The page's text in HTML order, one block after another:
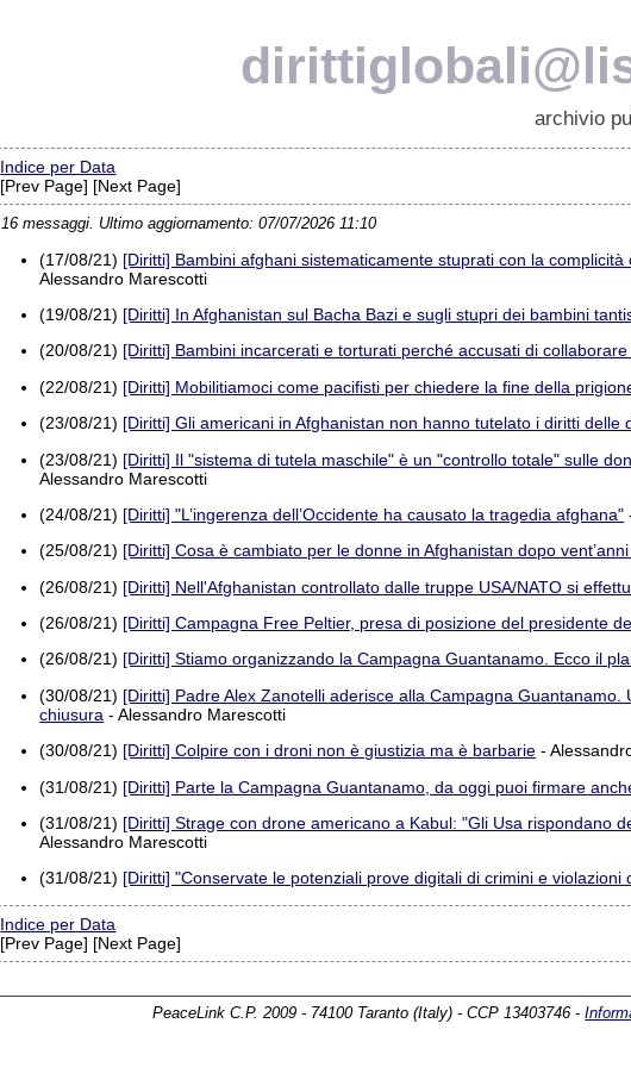
archivio
Indice per Data
[Prev Page] [Next Page]
16 messaggi. Ultimo aggiornamento: 07/07/2026 11:10
(17/08/21) [Diritti] Bambini afghani sistematicamente stuprati con la
Alessandro Marescotti
(19/08/21) [Diritti] In Afghanistan sul Bacha Bazi e sugli stupri dei bambini
(20/08/21) [Diritti] Bambini incarcerati e torturati perché accusati di
(22/08/21) [Diritti] Mobilitiamoci come pacifisti per chiedere la fine della
(23/08/21) [Diritti] Gli americani in Afghanistan non hanno tutelato i diritti delle
(23/08/21) [Diritti] Il "sistema di tutela maschile" è un "controllo totale" sulle
Alessandro Marescotti
(24/08/21) [Diritti] "L’ingerenza dell’Occidente ha causato la tragedia afghana"
(25/08/21) [Diritti] Cosa è cambiato per le donne in Afghanistan dopo
(26/08/21) [Diritti] Nell'Afghanistan controllato dalle truppe USA/NATO si
(26/08/21) [Diritti] Campagna Free Peltier, presa di posizione del presidente
(26/08/21) [Diritti] Stiamo organizzando la Campagna Guantanamo. Ecco il
(30/08/21) [Diritti] Padre Alex Zanotelli aderisce alla Campagna
chiusura - Alessandro Marescotti
(30/08/21) [Diritti] Colpire con i droni non è giustizia ma è barbarie -
(31/08/21) [Diritti] Parte la Campagna Guantanamo, da oggi puoi firmare
(31/08/21) [Diritti] Strage con drone americano a Kabul: "Gli Usa rispondano
Alessandro Marescotti
(31/08/21) [Diritti] "Conservate le potenziali prove digitali di crimini e violazioni
Indice per Data
[Prev Page] [Next Page]
PeaceLink C.P. 2009 - 74100 Taranto (Italy) - CCP 13403746 -